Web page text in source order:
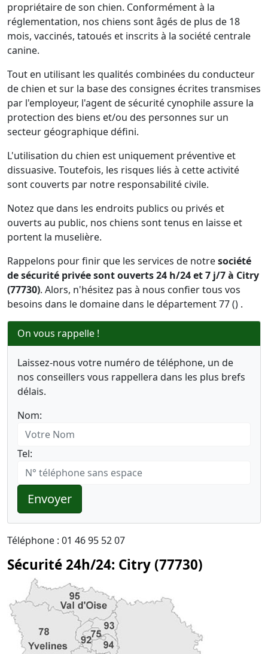
propriétaire de son chien. Conformément à la
réglementation, nos chiens sont âgés de plus de 18
mois, vaccinés, tatoués et inscrits à la société centrale
canine.
Tout en utilisant les qualités combinées du conducteur
de chien et sur la base des consignes écrites transmises
par l'employeur, l'agent de sécurité cynophile assure la
protection des biens et/ou des personnes sur un
secteur géographique défini.
L'utilisation du chien est uniquement préventive et
dissuasive. Toutefois, les risques liés à cette activité
sont couverts par notre responsabilité civile.
Notez que dans les endroits publics ou privés et
ouverts au public, nos chiens sont tenus en laisse et
portent la muselière.
Rappelons pour finir que les services de notresociété
de sécurité privée sont ouverts 24 h/24 et 7 j/7 à Citry
(77730). Alors, n'hésitez pas à nous confier tous vos
besoins dans le domaine dans le département 77 () .
On vous rappelle !
Laissez-nous votre numéro de téléphone, un de
nos conseillers vous rappellera dans les plus brefs
délais.
Nom:
Tel:
Envoyer
Téléphone : 01 46 95 52 07
Sécurité 24h/24: Citry (77730)